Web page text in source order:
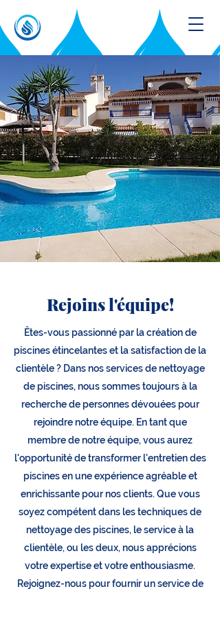
Rejoins l'équipe!
Êtes-vous passionné par la création de
piscines étincelantes et la satisfaction de la
clientèle ? Dans nos services de nettoyage
de piscines, nous sommes toujours à la
recherche de personnes dévouées pour
rejoindre notre équipe. En tant que
membre de notre équipe, vous aurez
l'opportunité de transformer l'entretien des
piscines en une expérience agréable et
enrichissante pour nos clients. Que vous
soyez compétent dans les techniques de
nettoyage des piscines, le service à la
clientèle, ou les deux, nous apprécions
votre expertise et votre enthousiasme.
Rejoignez-nous pour fournir un service de